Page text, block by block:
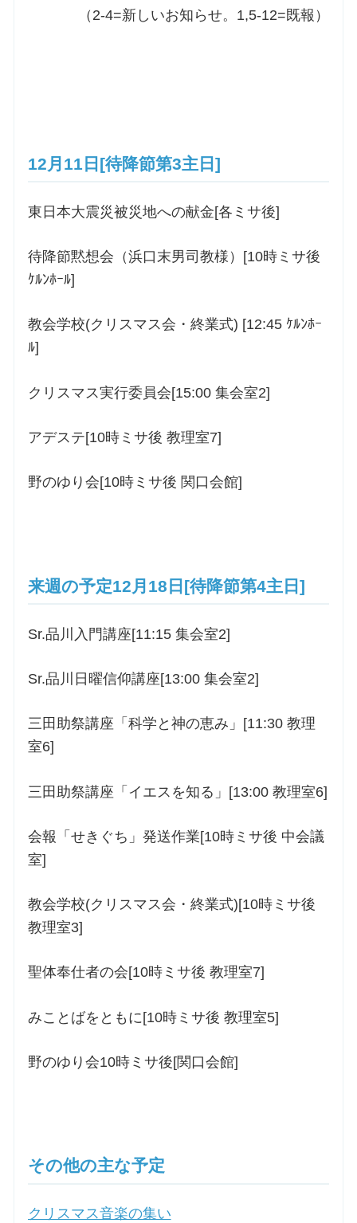
（2-4=新しいお知らせ。1,5-12=既報）
12月11日[待降節第3主日]
東日本大震災被災地への献金[各ミサ後]
待降節黙想会（浜口末男司教様）[10時ミサ後
ｹﾙﾝﾎｰﾙ]
教会学校(クリスマス会・終業式) [12:45 ｹﾙﾝﾎｰ
ﾙ]
クリスマス実行委員会[15:00 集会室2]
アデステ[10時ミサ後 教理室7]
野のゆり会[10時ミサ後 関口会館]
来週の予定12月18日[待降節第4主日]
Sr.品川入門講座[11:15 集会室2]
Sr.品川日曜信仰講座[13:00 集会室2]
三田助祭講座「科学と神の恵み」[11:30 教理
室6]
三田助祭講座「イエスを知る」[13:00 教理室6]
会報「せきぐち」発送作業[10時ミサ後 中会議
室]
教会学校(クリスマス会・終業式)[10時ミサ後
教理室3]
聖体奉仕者の会[10時ミサ後 教理室7]
みことばをともに[10時ミサ後 教理室5]
野のゆり会10時ミサ後[関口会館]
その他の主な予定
クリスマス音楽の集い